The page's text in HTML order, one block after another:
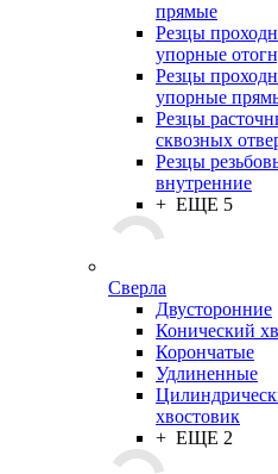
прямые
Резцы
упорные
Резцы
упорные
Резцы
сквозных
Резцы
внутренние
+ ЕЩЕ 5
Сверла
Двусторонние
Конический
Корончатые
Удлиненные
хвостовик
+ ЕЩЕ 2